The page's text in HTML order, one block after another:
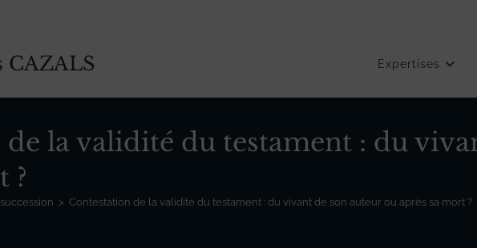
CAZALS Expertises
la validité du testament : du
?
> Contestation de la validité du testament : du vivant de son auteur ou après sa mort ?